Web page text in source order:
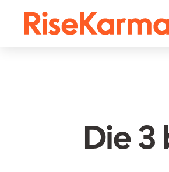
Die 3